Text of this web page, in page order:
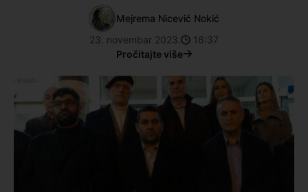
Mejrema Nicević Nokić
23. novembar 2023.
16:37
Pročitajte više